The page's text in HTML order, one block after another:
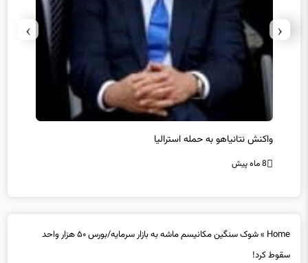
واکنش نتانیاهو به حمله استرالیا
8 ماه پیش
‹
›
Home
»
شوک سنگین مکانیسم ماشه به بازار سرمایه/بورس ۵۰ هزار واحد
سقوط کرد!